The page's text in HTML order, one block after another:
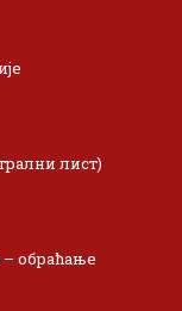
лист)
– обраћање